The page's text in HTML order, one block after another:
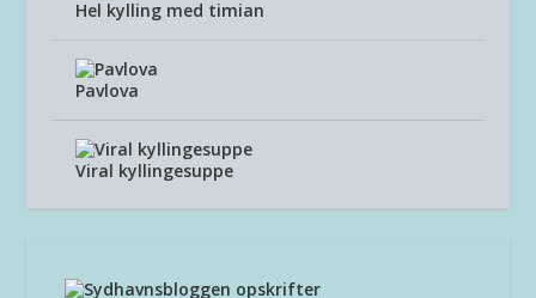
Hel kylling med timian
Pavlova
Viral kyllingesuppe